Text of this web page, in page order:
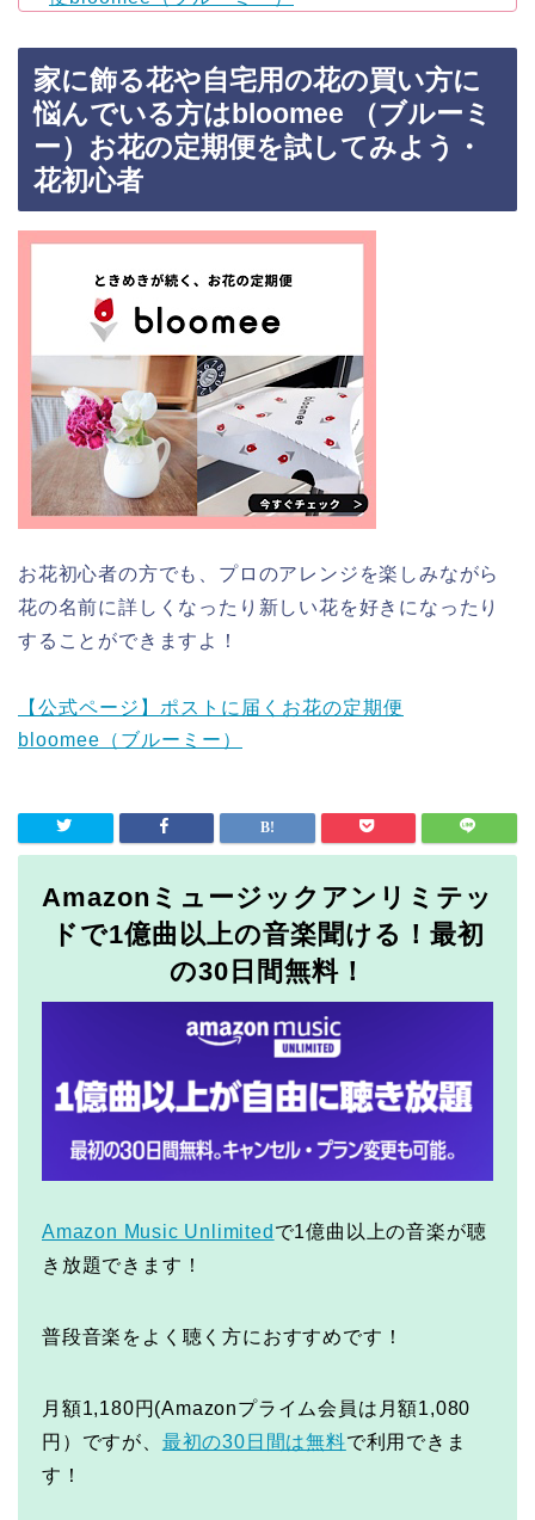
家に飾る花や自宅用の花の買い方に
悩んでいる方はbloomee （ブルーミ
ー）お花の定期便を試してみよう・
花初心者
お花初心者の方でも、プロのアレンジを楽しみながら
花の名前に詳しくなったり新しい花を好きになったり
することができますよ！
【公式ページ】ポストに届くお花の定期便
bloomee（ブルーミー）
Amazonミュージックアンリミテッ
ドで1億曲以上の音楽聞ける！最初
の30日間無料！
Amazon Music Unlimited で1億曲以上の音楽が聴
き放題できます！
普段音楽をよく聴く方におすすめです！
月額1,180円(Amazonプライム会員は月額1,080
円）ですが、 最初の30日間は無料で利用できま
す！